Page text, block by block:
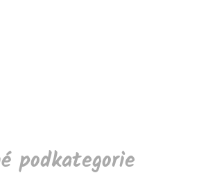
podkategorie